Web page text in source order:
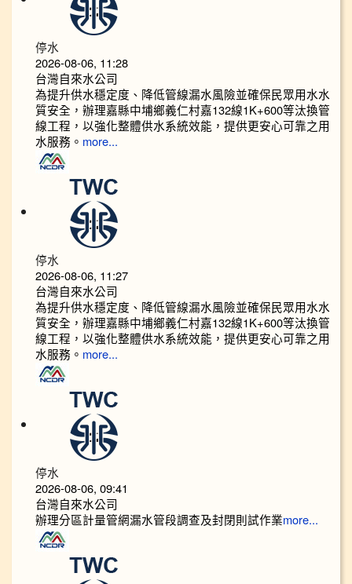
停水
2026-08-06, 11:28
台灣自來水公司
為提升供水穩定度、降低管線漏水風險並確保民眾用水水
質安全，辦理嘉縣中埔鄉義仁村嘉132線1K+600等汰換管
線工程，以強化整體供水系統效能，提供更安心可靠之用
水服務。 more...
停水
2026-08-06, 11:27
台灣自來水公司
為提升供水穩定度、降低管線漏水風險並確保民眾用水水
質安全，辦理嘉縣中埔鄉義仁村嘉132線1K+600等汰換管
線工程，以強化整體供水系統效能，提供更安心可靠之用
水服務。 more...
停水
2026-08-06, 09:41
台灣自來水公司
辦理分區計量管網漏水管段調查及封閉則試作業more...